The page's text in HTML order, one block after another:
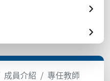
成員介紹 專任教師